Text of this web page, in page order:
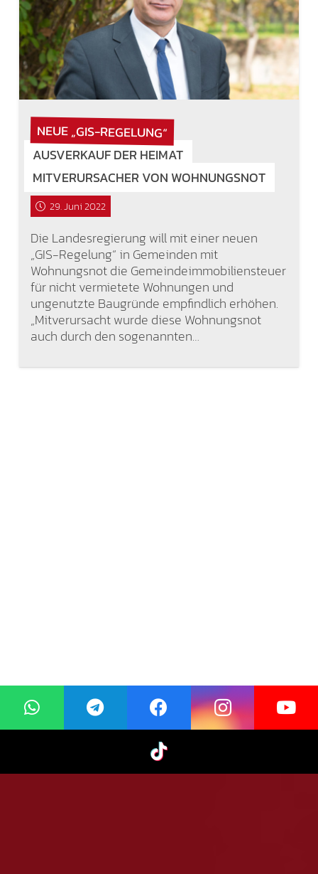
NEUE „GIS-REGELUNG“
AUSVERKAUF DER HEIMAT
MITVERURSACHER VON WOHNUNGSNOT
29. Juni 2022
Die Landesregierung will mit einer neuen
„GIS-Regelung“ in Gemeinden mit
Wohnungsnot die Gemeindeimmobiliensteuer
für nicht vermietete Wohnungen und
ungenutzte Baugründe empfindlich erhöhen.
„Mitverursacht wurde diese Wohnungsnot
auch durch den sogenannten…